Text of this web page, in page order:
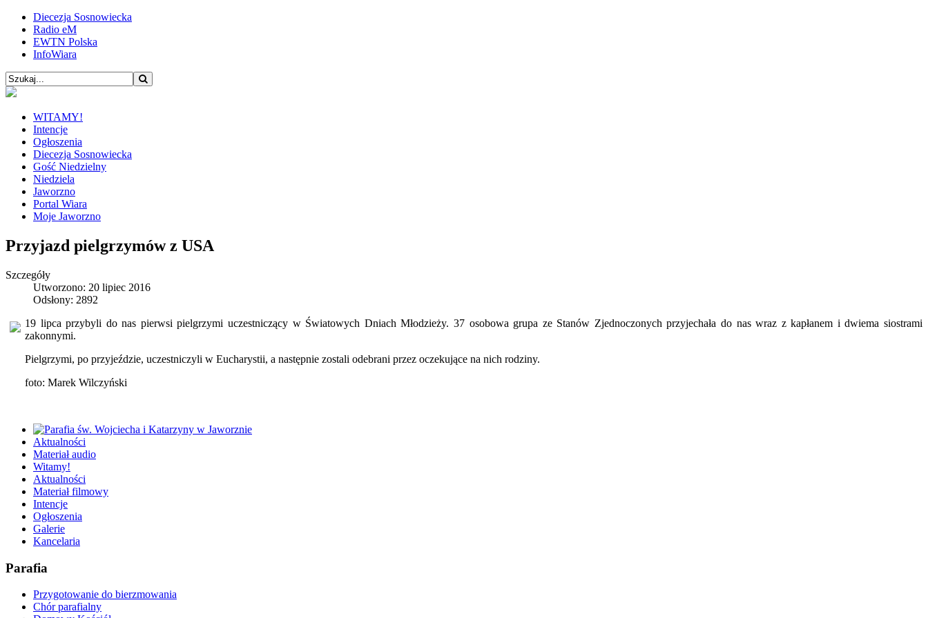
Diecezja Sosnowiecka
Radio eM
EWTN Polska
InfoWiara
WITAMY!
Intencje
Ogłoszenia
Diecezja Sosnowiecka
Gość Niedzielny
Niedziela
Jaworzno
Portal Wiara
Moje Jaworzno
Przyjazd pielgrzymów z USA
Szczegóły
Utworzono: 20 lipiec 2016
Odsłony: 2892
19 lipca przybyli do nas pierwsi pielgrzymi uczestniczący w Światowych Dniach Młodzieży. 37 osobowa grupa ze Stanów Zjednoczonych przyjechała do nas wraz z kapłanem i dwiema siostrami
zakonnymi.
Pielgrzymi, po przyjeździe, uczestniczyli w Eucharystii, a następnie zostali odebrani przez oczekujące na nich rodziny.
foto: Marek Wilczyński
Aktualności
Materiał audio
Witamy!
Aktualności
Materiał filmowy
Intencje
Ogłoszenia
Galerie
Kancelaria
Parafia
Przygotowanie do bierzmowania
Chór parafialny